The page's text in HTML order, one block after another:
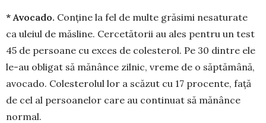
* Avocado. Conține la fel de multe grăsimi ne­saturate
ca uleiul de măsline. Cercetătorii au ales pen­tru un test
45 de persoane cu exces de colesterol. Pe 30 din­tre ele
le-au obli­­gat să mănânce zilnic, vre­me de o săp­­tămână,
avo­cado. Coles­terolul lor a scăzut cu 17 procente, față
de cel al per­soanelor care au con­tinuat să mă­nânce
normal.